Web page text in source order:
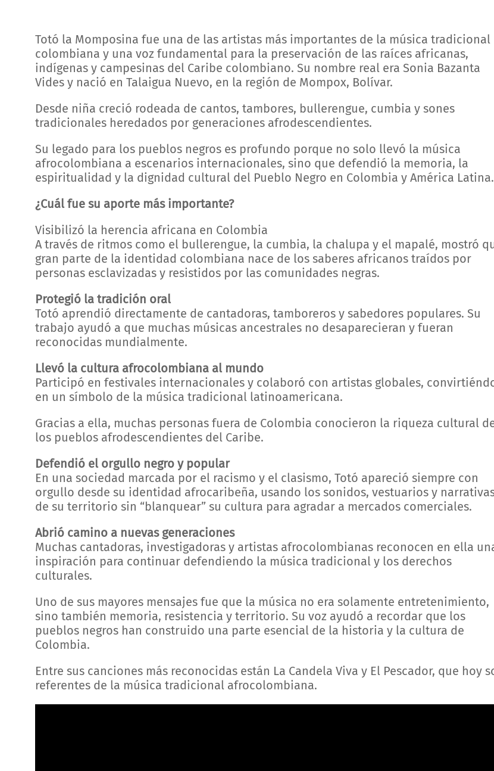
Totó la Momposina fue una de las artistas más importantes de la música tradicional
colombiana y una voz fundamental para la preservación de las raíces africanas,
indígenas y campesinas del Caribe colombiano. Su nombre real era Sonia Bazanta
Vides y nació en Talaigua Nuevo, en la región de Mompox, Bolívar.
Desde niña creció rodeada de cantos, tambores, bullerengue, cumbia y sones
tradicionales heredados por generaciones afrodescendientes.
Su legado para los pueblos negros es profundo porque no solo llevó la música
afrocolombiana a escenarios internacionales, sino que defendió la memoria, la
espiritualidad y la dignidad cultural del Pueblo Negro en Colombia y América Latina.
¿Cuál fue su aporte más importante?
Visibilizó la herencia africana en Colombia
A través de ritmos como el bullerengue, la cumbia, la chalupa y el mapalé, mostró
gran parte de la identidad colombiana nace de los saberes africanos traídos por
personas esclavizadas y resistidos por las comunidades negras.
Protegió la tradición oral
Totó aprendió directamente de cantadoras, tamboreros y sabedores populares. Su
trabajo ayudó a que muchas músicas ancestrales no desaparecieran y fueran
reconocidas mundialmente.
Llevó la cultura afrocolombiana al mundo
Participó en festivales internacionales y colaboró con artistas globales,
en un símbolo de la música tradicional latinoamericana.
Gracias a ella, muchas personas fuera de Colombia conocieron la riqueza cultural
los pueblos afrodescendientes del Caribe.
Defendió el orgullo negro y popular
En una sociedad marcada por el racismo y el clasismo, Totó apareció siempre con
orgullo desde su identidad afrocaribeña, usando los sonidos, vestuarios y
de su territorio sin “blanquear” su cultura para agradar a mercados comerciales.
Abrió camino a nuevas generaciones
Muchas cantadoras, investigadoras y artistas afrocolombianas reconocen en ella
inspiración para continuar defendiendo la música tradicional y los derechos
culturales.
Uno de sus mayores mensajes fue que la música no era solamente entretenimiento,
sino también memoria, resistencia y territorio. Su voz ayudó a recordar que los
pueblos negros han construido una parte esencial de la historia y la cultura de
Colombia.
Entre sus canciones más reconocidas están La Candela Viva y El Pescador, que hoy
referentes de la música tradicional afrocolombiana.